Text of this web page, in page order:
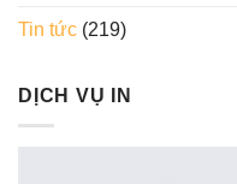
Tin tức (219)
DỊCH VỤ IN